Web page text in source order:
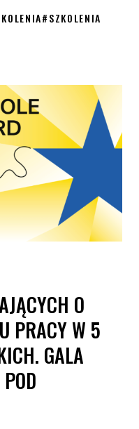
#SZKOLENIA
O
PRACY W 5
GALA